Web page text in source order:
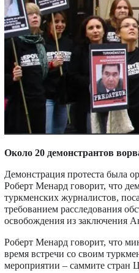
Около 20 демонстрантов
Демонстрация протеста была
Роберт Менард говорит, что
туркменских журналистов,
требованием расследования
освобождения из заключения
Роберт Менард говорит, что
время встречи со своим
мероприятии – саммите стран